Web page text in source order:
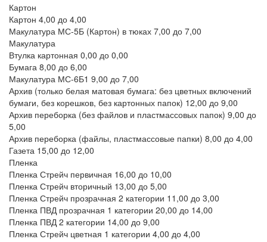
Картон
Картон 4,00 до 4,00
Макулатура МС-5Б (Картон) в тюках 7,00 до 7,00
Макулатура
Втулка картонная 0,00 до 0,00
Бумага 8,00 до 6,00
Макулатура МС-6Б1 9,00 до 7,00
Архив (только белая матовая бумага: без цветных включений
бумаги, без корешков, без картонных папок) 12,00 до 9,00
Архив переборка (без файлов и пластмассовых папок) 9,00 до
5,00
Архив переборка (файлы, пластмассовые папки) 8,00 до 4,00
Газета 15,00 до 12,00
Пленка
Пленка Стрейч первичная 16,00 до 10,00
Пленка Стрейч вторичный 13,00 до 5,00
Пленка Стрейч прозрачная 2 категории 11,00 до 3,00
Пленка ПВД прозрачная 1 категории 20,00 до 14,00
Пленка ПВД 2 категории 14,00 до 9,00
Пленка Стрейч цветная 1 категории 4,00 до 4,00